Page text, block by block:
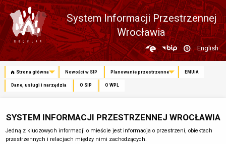
System Informacji Przestrzennej
Wrocławia
Zmień
język
English
Strona główna Nowości w SIP Planowanie przestrzenne EMUiA
Dane, usługi i narzędzia O SIP O WPL
SYSTEM INFORMACJI PRZESTRZENNEJ WROCŁAWIA
Jedną z kluczowych informacji o mieście jest informacja o przestrzeni, obiektach
przestrzennych i relacjach między nimi zachodzących.